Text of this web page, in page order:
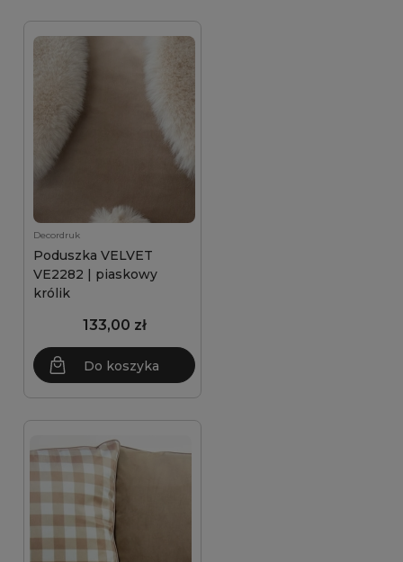
Decordruk
Poduszka VELVET
VE2282 | piaskowy
królik
133,00 zł
Do koszyka